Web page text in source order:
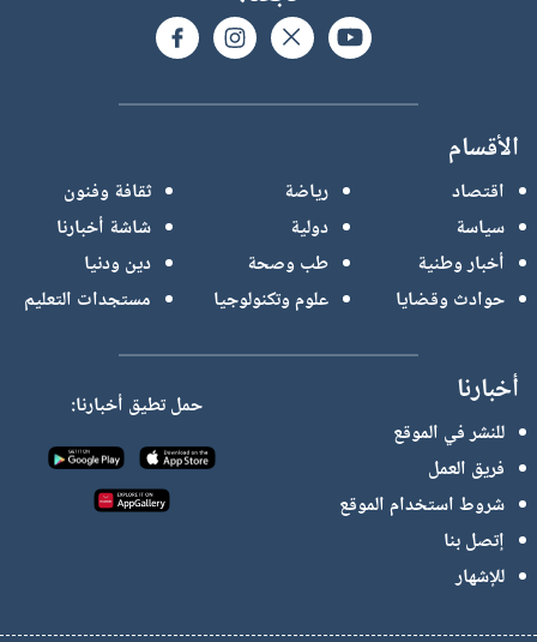
الأقسام
ثقافة وفنون
شاشة أخبارنا
دين ودنيا
مستجدات التعليم
رياضة
دولية
طب وصحة
علوم وتكنولوجيا
اقتصاد
سياسة
أخبار وطنية
حوادث وقضايا
حمل تطيق أخبارنا: أخبارنا
للنشر في الموقع
فريق العمل
شروط استخدام الموقع
إتصل بنا
للإشهار